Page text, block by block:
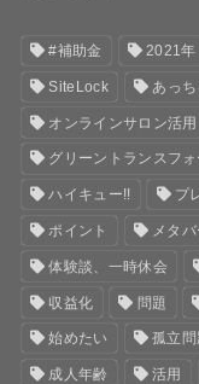
#補助金 2021年
SiteLock あっち
オンラインサロン活用
グリーントランスフ
ハイキュー!! プ
ポイント メタ
体験談、一時休会
収益化 問題
始めたい 孤立問
成人年齢 活用